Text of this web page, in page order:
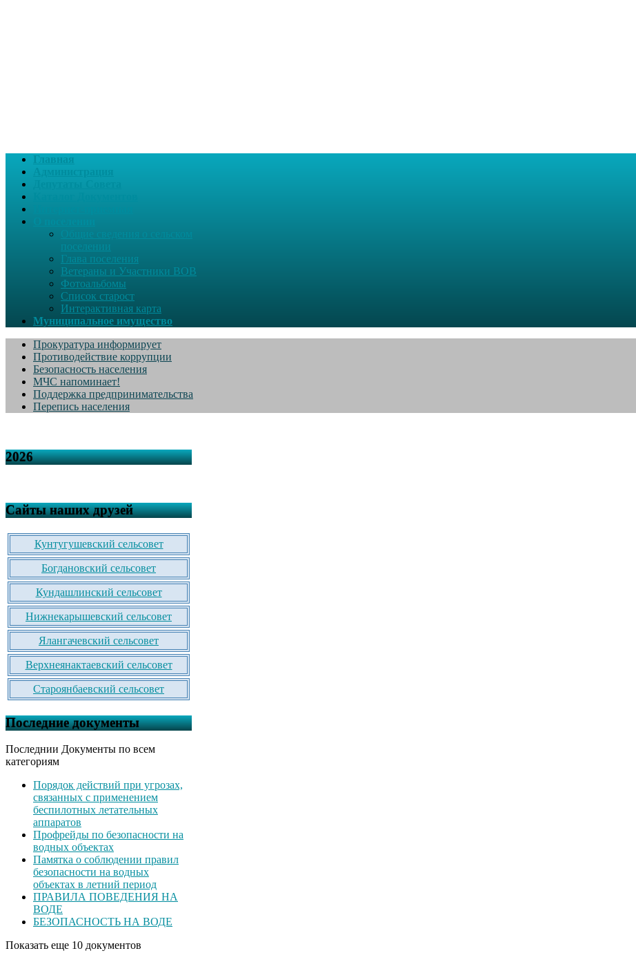
Главная
поселении
Глава поселения
Ветераны и Участники ВОВ
Фотоальбомы
Список старост
Интерактивная карта
Муниципальное имущество
Прокуратура информирует
Противодействие коррупции
Безопасность населения
МЧС напоминает!
Поддержка предпринимательства
Перепись населения
2026
Сайты наших друзей
Кунтугушевский сельсовет
Богдановский сельсовет
Кундашлинский сельсовет
Нижнекарышевский сельсовет
Ялангачевский сельсовет
Верхнеянактаевский сельсовет
Староянбаевский сельсовет
Последние документы
Последнии Документы по всем
категориям
Порядок действий при угрозах,
связанных с применением
беспилотных летательных
аппаратов
Профрейды по безопасности на
водных объектах
Памятка о соблюдении правил
безопасности на водных
объектах в летний период
ПРАВИЛА ПОВЕДЕНИЯ НА
ВОДЕ
БЕЗОПАСНОСТЬ НА ВОДЕ
Показать еще 10 документов